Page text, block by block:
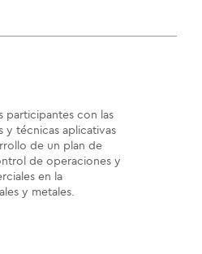
participantes con las
y técnicas aplicativas
de un plan de
de operaciones y
en la
y metales.